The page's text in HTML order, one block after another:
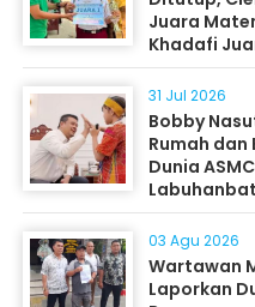
Juara
Khadafi
Timothy
31 Jul 2026
Bobby
Rumah dan
Dunia
03 Agu 2026
Wartawan
Laporkan